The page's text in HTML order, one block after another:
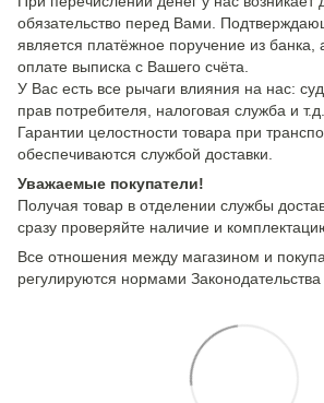
обязательство перед Вами.
является платёжное поручение из банка,
оплате выписка с Вашего счёта.
У Вас есть все рычаги влияния на нас:
прав потребителя, налоговая служба и т.д.
Гарантии целостности товара при
обеспечиваются службой доставки.
Уважаемые покупатели!
Получая товар в отделении службы
сразу проверяйте наличие и
Все отношения между магазином и
регулируются нормами Законодательства